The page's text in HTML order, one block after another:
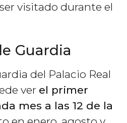
visitado durante el
Guardia
del Palacio Real
ver el primer
mes a las 12 de la